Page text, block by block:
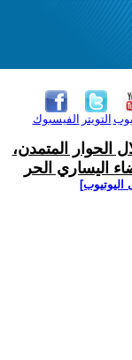
الفيسبوك التويتر
الحوار المتمدن،
اليساري الحر